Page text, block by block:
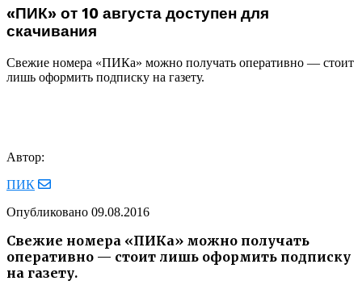
«ПИК» от 10 августа доступен для
скачивания
Свежие номера «ПИКа» можно получать оперативно — стоит
лишь оформить подписку на газету.
Автор:
ПИК
Опубликовано 09.08.2016
Свежие номера «ПИКа» можно получать
оперативно — стоит лишь оформить подписку
на газету.